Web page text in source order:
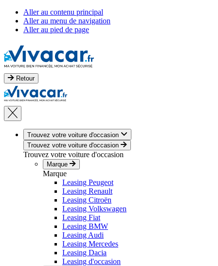
Aller au contenu principal
Aller au menu de navigation
Aller au pied de page
Retour
Trouvez votre voiture d'occasion
Trouvez votre voiture d'occasion
Trouvez votre voiture d'occasion
Marque
Marque
Leasing Peugeot
Leasing Renault
Leasing Citroën
Leasing Volkswagen
Leasing Fiat
Leasing BMW
Leasing Audi
Leasing Mercedes
Leasing Dacia
Leasing d'occasion